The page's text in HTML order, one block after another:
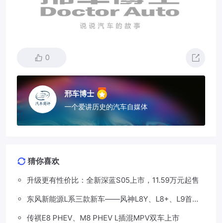
0
邢车博士
一个爱讲历史的汽车自媒体
猜你喜欢
升级更有性价比：全新深蓝S05上市，11.59万元起售
东风新能源L系三款新车——风神L8Y、L8+、L9首发
传祺E8 PHEV、M8 PHEV L插混MPV双车上市